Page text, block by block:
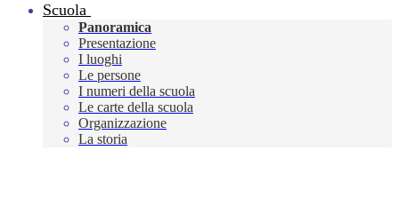
Scuola
Panoramica
Presentazione
I luoghi
Le persone
I numeri della scuola
Le carte della scuola
Organizzazione
La storia